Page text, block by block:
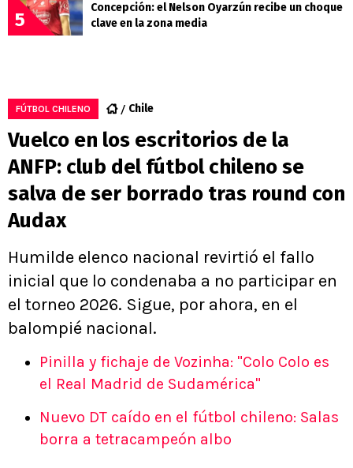
5
Concepción: el Nelson Oyarzún recibe un choque
clave en la zona media
FÚTBOL CHILENO Chile
Vuelco en los escritorios de la
ANFP: club del fútbol chileno se
salva de ser borrado tras round con
Audax
Humilde elenco nacional revirtió el fallo
inicial que lo condenaba a no participar en
el torneo 2026. Sigue, por ahora, en el
balompié nacional.
Pinilla y fichaje de Vozinha: "Colo Colo es
el Real Madrid de Sudamérica"
Nuevo DT caído en el fútbol chileno: Salas
borra a tetracampeón albo